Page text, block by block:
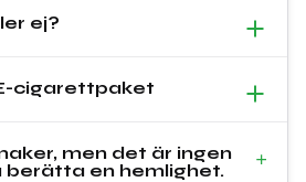
ej?
cigarettpaket
men det är ingen
berätta en hemlighet.